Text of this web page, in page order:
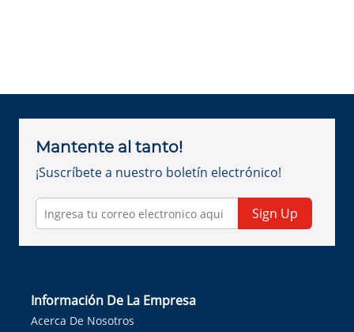
Mantente al tanto!
¡Suscríbete a nuestro boletín electrónico!
Sign Up
Información De La Empresa
Acerca De Nosotros